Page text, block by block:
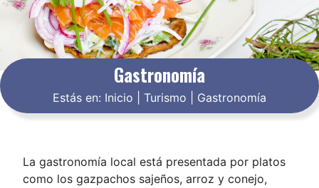
Gastronomía
Estás en: Inicio Turismo Gastronomía
La gastronomía local está presentada por platos
como los gazpachos sajeños, arroz y conejo,